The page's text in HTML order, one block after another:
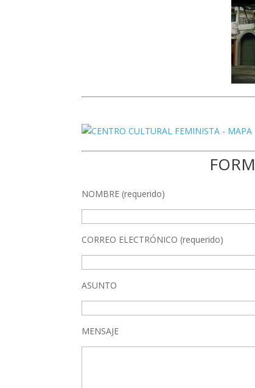
NOMBRE (requerido)
CORREO ELECTRÓNICO (requerido)
ASUNTO
MENSAJE